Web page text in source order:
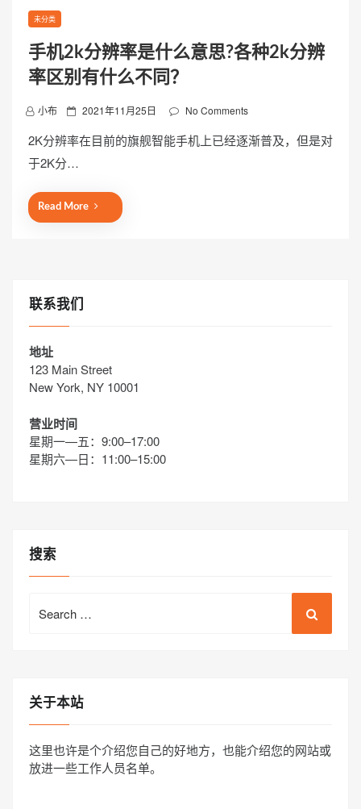
未分类
手机2k分辨率是什么意思?各种2k分辨
率区别有什么不同？
小布
P
s
t
d
o
2021年11月25日 No Comments
2K分辨率在目前的旗舰智能手机上已经逐渐普及，但是对
于2K分…
Read More
联系我们
地址
123 Main Street
New York, NY 10001
营业时间
星期一—五：9:00–17:00
星期六—日：11:00–15:00
搜索
for:
关于本站
这里也许是个介绍您自己的好地方，也能介绍您的网站或
放进一些工作人员名单。